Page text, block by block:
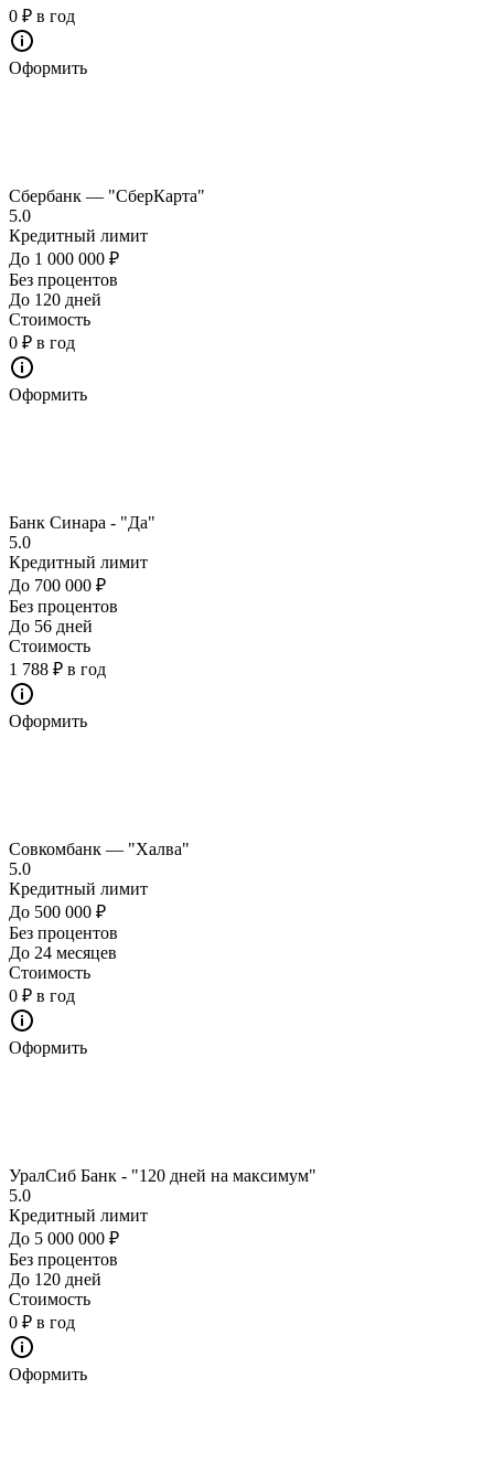
0 ₽ в год
Оформить
Сбербанк — "СберКарта"
5.0
Кредитный лимит
До 1 000 000 ₽
Без процентов
До 120 дней
Стоимость
0 ₽ в год
Оформить
Банк Синара - "Да"
5.0
Кредитный лимит
До 700 000 ₽
Без процентов
До 56 дней
Стоимость
1 788 ₽ в год
Оформить
Совкомбанк — "Халва"
5.0
Кредитный лимит
До 500 000 ₽
Без процентов
До 24 месяцев
Стоимость
0 ₽ в год
Оформить
УралСиб Банк - "120 дней на максимум"
5.0
Кредитный лимит
До 5 000 000 ₽
Без процентов
До 120 дней
Стоимость
0 ₽ в год
Оформить